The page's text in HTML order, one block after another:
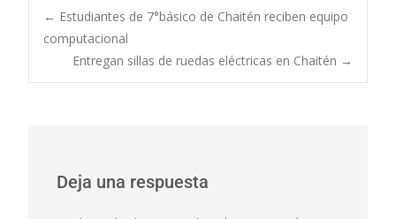
← Estudiantes de 7°básico de Chaitén reciben equipo
computacional
Entregan sillas de ruedas eléctricas en Chaitén →
Deja una respuesta